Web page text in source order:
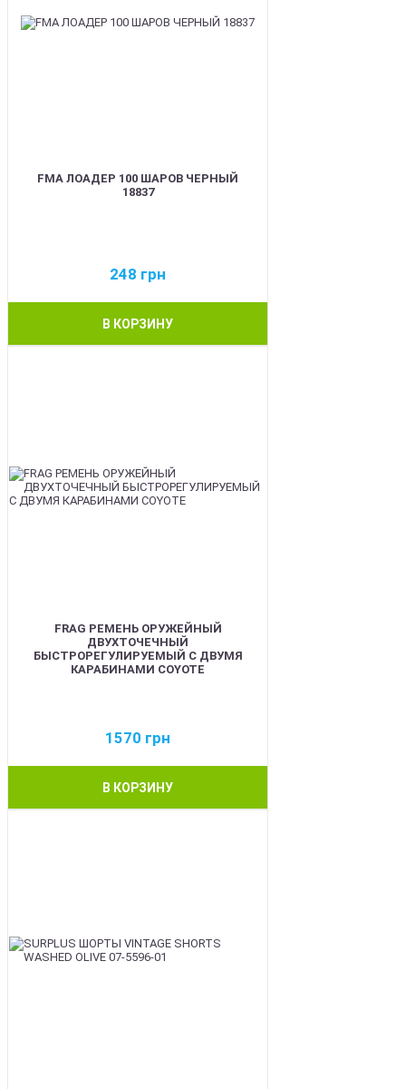
FMA ЛОАДЕР 100 ШАРОВ ЧЕРНЫЙ
18837
248 грн
В КОРЗИНУ
FRAG РЕМЕНЬ ОРУЖЕЙНЫЙ
ДВУХТОЧЕЧНЫЙ
БЫСТРОРЕГУЛИРУЕМЫЙ С ДВУМЯ
КАРАБИНАМИ COYOTE
1570 грн
В КОРЗИНУ